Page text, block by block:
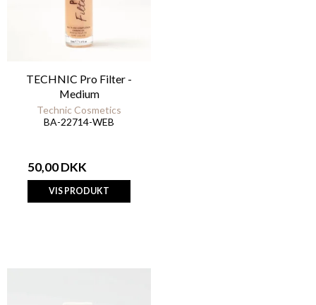
TECHNIC Pro Filter -
Medium
Technic Cosmetics
BA-22714-WEB
50,00 DKK
VIS PRODUKT